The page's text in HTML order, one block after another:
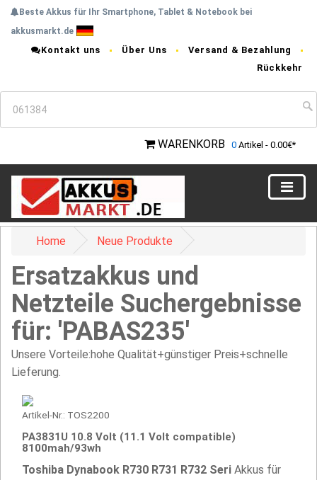
Beste Akkus für Ihr Smartphone, Tablet & Notebook bei
akkusmarkt.de
Kontakt uns Über Uns
Versand & Bezahlung
Rückkehr
WARENKORB 0 Artikel - 0.00€*
Home Neue Produkte
Ersatzakkus und
Netzteile Suchergebnisse
für: 'PABAS235'
Unsere Vorteile:hohe Qualität+günstiger Preis+schnelle
Lieferung.
Artikel-Nr.: TOS2200
PA3831U 10.8 Volt (11.1 Volt compatible)
8100mah/93wh
Toshiba Dynabook R730 R731 R732 Seri Akkus für